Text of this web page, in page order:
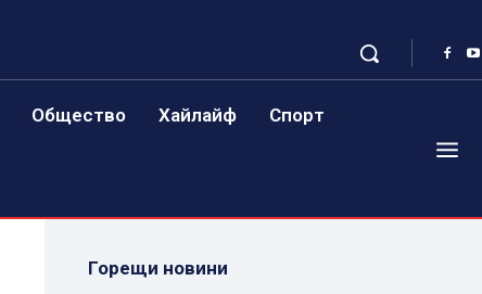
Общество Хайлайф Спорт
Горещи новини